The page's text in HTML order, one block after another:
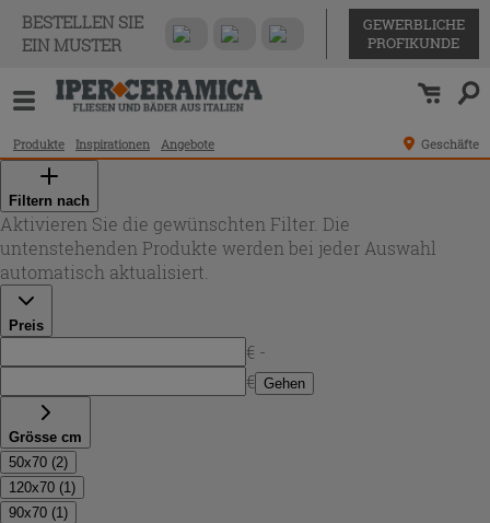
BESTELLEN SIE
EIN MUSTER
GEWERBLICHE
PROFIKUNDE
Produkte Inspirationen Angebote Geschäfte
Filtern nach
Aktivieren Sie die gewünschten Filter. Die
untenstehenden Produkte werden bei jeder Auswahl
automatisch aktualisiert.
Preis
€ -
€ Gehen
Grösse cm
50x70 (2)
120x70 (1)
90x70 (1)